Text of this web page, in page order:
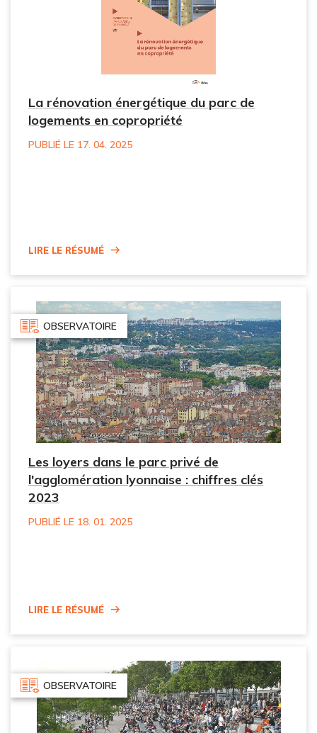
La rénovation énergétique du parc de
logements en copropriété
PUBLIÉ LE 17. 04. 2025
Lire le résumé
OBSERVATOIRE
Les loyers dans le parc privé de
l'agglomération lyonnaise : chiffres clés
2023
PUBLIÉ LE 18. 01. 2025
Lire le résumé
OBSERVATOIRE